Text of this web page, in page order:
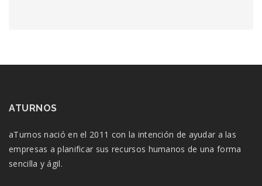
ATURNOS
aTurnos nació en el 2011 con la intención de ayudar a las
empresas a planificar sus recursos humanos de una forma
sencilla y ágil.